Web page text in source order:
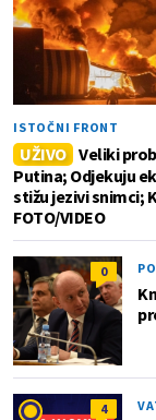
ISTOČNI FRONT
UŽIVO Veliki
Putina; Odjekuju
stižu jezivi snimci;
FOTO/VIDEO
0
4